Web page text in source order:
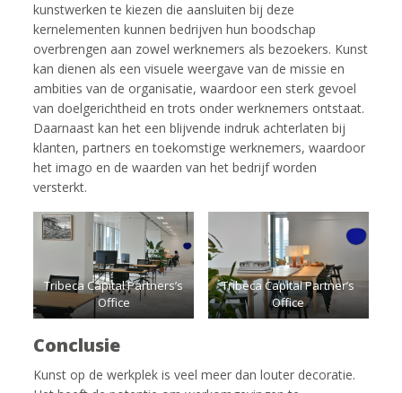
kunstwerken te kiezen die aansluiten bij deze
kernelementen kunnen bedrijven hun boodschap
overbrengen aan zowel werknemers als bezoekers. Kunst
kan dienen als een visuele weergave van de missie en
ambities van de organisatie, waardoor een sterk gevoel
van doelgerichtheid en trots onder werknemers ontstaat.
Daarnaast kan het een blijvende indruk achterlaten bij
klanten, partners en toekomstige werknemers, waardoor
het imago en de waarden van het bedrijf worden
versterkt.
Tribeca Capital Partners’s
Office
Tribeca Capital Partner’s
Office
Conclusie
Kunst op de werkplek is veel meer dan louter decoratie.